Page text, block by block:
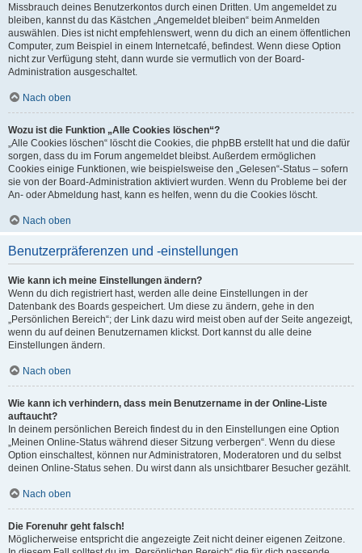
Missbrauch deines Benutzerkontos durch einen Dritten. Um angemeldet zu
bleiben, kannst du das Kästchen „Angemeldet bleiben“ beim Anmelden
auswählen. Dies ist nicht empfehlenswert, wenn du dich an einem öffentlichen
Computer, zum Beispiel in einem Internetcafé, befindest. Wenn diese Option
nicht zur Verfügung steht, dann wurde sie vermutlich von der Board-
Administration ausgeschaltet.
Nach oben
Wozu ist die Funktion „Alle Cookies löschen“?
„Alle Cookies löschen“ löscht die Cookies, die phpBB erstellt hat und die dafür
sorgen, dass du im Forum angemeldet bleibst. Außerdem ermöglichen
Cookies einige Funktionen, wie beispielsweise den „Gelesen“-Status – sofern
sie von der Board-Administration aktiviert wurden. Wenn du Probleme bei der
An- oder Abmeldung hast, kann es helfen, wenn du die Cookies löscht.
Nach oben
Benutzerpräferenzen und -einstellungen
Wie kann ich meine Einstellungen ändern?
Wenn du dich registriert hast, werden alle deine Einstellungen in der
Datenbank des Boards gespeichert. Um diese zu ändern, gehe in den
„Persönlichen Bereich“; der Link dazu wird meist oben auf der Seite angezeigt,
wenn du auf deinen Benutzernamen klickst. Dort kannst du alle deine
Einstellungen ändern.
Nach oben
Wie kann ich verhindern, dass mein Benutzername in der Online-Liste
auftaucht?
In deinem persönlichen Bereich findest du in den Einstellungen eine Option
„Meinen Online-Status während dieser Sitzung verbergen“. Wenn du diese
Option einschaltest, können nur Administratoren, Moderatoren und du selbst
deinen Online-Status sehen. Du wirst dann als unsichtbarer Besucher gezählt.
Nach oben
Die Forenuhr geht falsch!
Möglicherweise entspricht die angezeigte Zeit nicht deiner eigenen Zeitzone.